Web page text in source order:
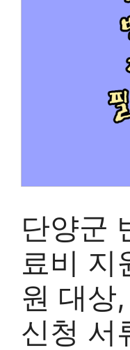
단양군
료비 지
원 대상
신청 서